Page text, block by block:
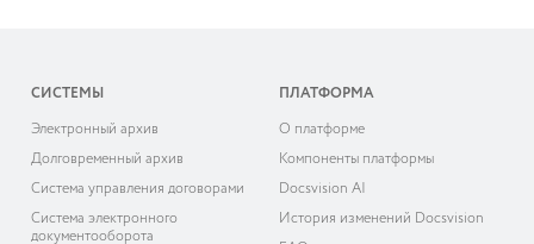
СИСТЕМЫ
Электронный архив
Долговременный архив
Система управления договорами
Система электронного
документооборота
ПЛАТФОРМА
О платформе
Компоненты платформы
Docsvision AI
История изменений Docsvision